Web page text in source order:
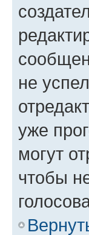
не
уже
могут
чтобы